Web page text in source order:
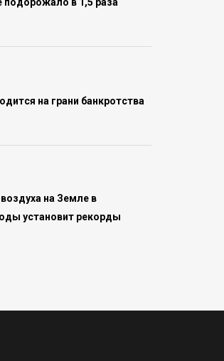
на грани банкротства
на Земле в
установит рекорды